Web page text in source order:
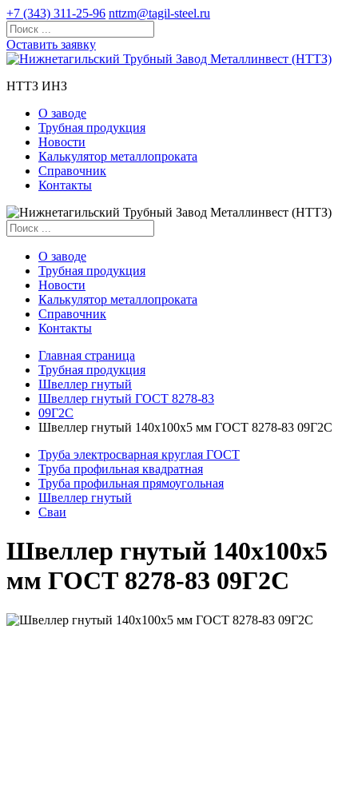
+7 (343) 311-25-96 nttzm@tagil-steel.ru
Оставить заявку
НТТЗ ИНЗ
О заводе
Трубная продукция
Новости
Калькулятор металлопроката
Справочник
Контакты
О заводе
Трубная продукция
Новости
Калькулятор металлопроката
Справочник
Контакты
Главная страница
Трубная продукция
Швеллер гнутый
Швеллер гнутый ГОСТ 8278-83
09Г2С
Швеллер гнутый 140x100x5 мм ГОСТ 8278-83 09Г2С
Труба электросварная круглая ГОСТ
Труба профильная квадратная
Труба профильная прямоугольная
Швеллер гнутый
Сваи
Швеллер гнутый 140x100x5
мм ГОСТ 8278-83 09Г2С